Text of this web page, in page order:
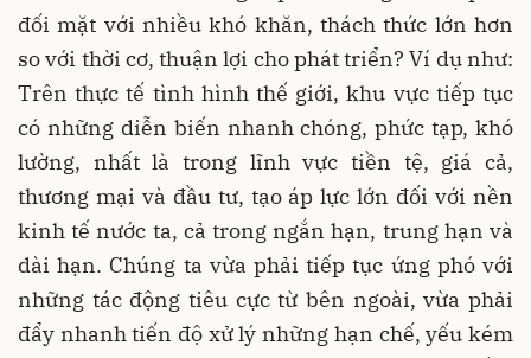
đối mặt với nhiều khó khăn, thách thức lớn hơn
so với thời cơ, thuận lợi cho phát triển? Ví dụ như:
Trên thực tế tình hình thế giới, khu vực tiếp tục
có những diễn biến nhanh chóng, phức tạp, khó
lường, nhất là trong lĩnh vực tiền tệ, giá cả,
thương mại và đầu tư, tạo áp lực lớn đối với nền
kinh tế nước ta, cả trong ngắn hạn, trung hạn và
dài hạn. Chúng ta vừa phải tiếp tục ứng phó với
những tác động tiêu cực từ bên ngoài, vừa phải
đẩy nhanh tiến độ xử lý những hạn chế, yếu kém